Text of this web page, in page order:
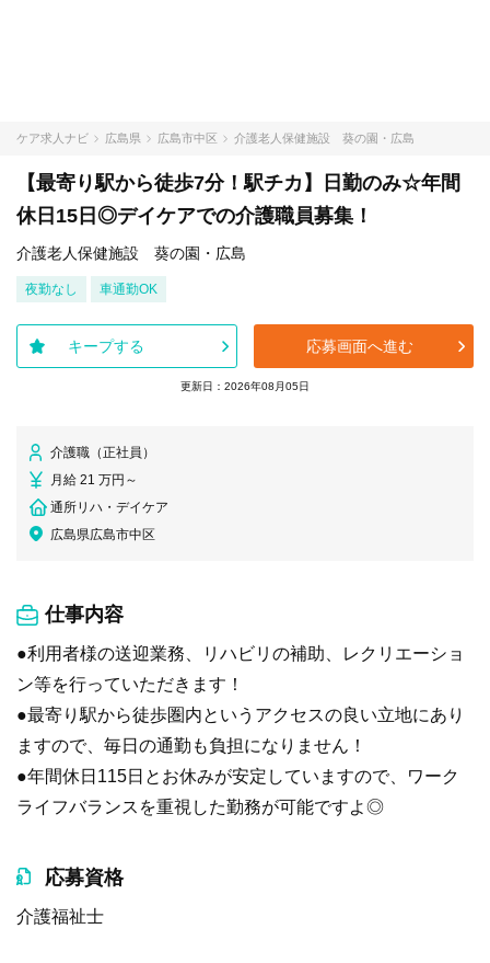
ケア求人ナビ 広島県 広島市中区 介護老人保健施設 葵の園・広島
【最寄り駅から徒歩7分！駅チカ】日勤のみ☆年間
休日15日◎デイケアでの介護職員募集！
介護老人保健施設 葵の園・広島
夜勤なし 車通勤OK
キープする 応募画面へ進む
更新日：2026年08月05日
介護職（正社員）
月給 21 万円～
通所リハ・デイケア
広島県広島市中区
仕事内容
●利用者様の送迎業務、リハビリの補助、レクリエーショ
ン等を行っていただきます！
●最寄り駅から徒歩圏内というアクセスの良い立地にあり
ますので、毎日の通勤も負担になりません！
●年間休日115日とお休みが安定していますので、ワーク
ライフバランスを重視した勤務が可能ですよ◎
応募資格
介護福祉士